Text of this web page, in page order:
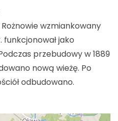
wzmiankowany
funkcjonował jako
przebudowy w 1889
nową wieżę. Po
odbudowano.